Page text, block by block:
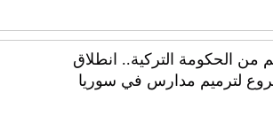
من الحكومة التركية.. انطلاق
لترميم مدارس في سوريا